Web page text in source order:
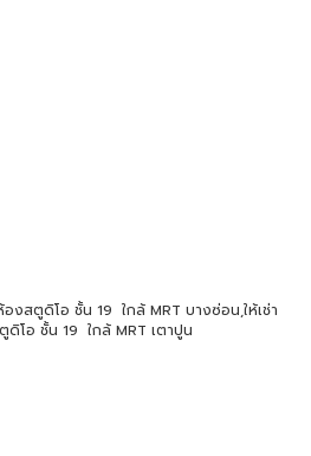
งสตูดิโอ ชั้น 19 ใกล้ MRT บางซ่อน,ให้เช่า
โอ ชั้น 19 ใกล้ MRT เตาปูน